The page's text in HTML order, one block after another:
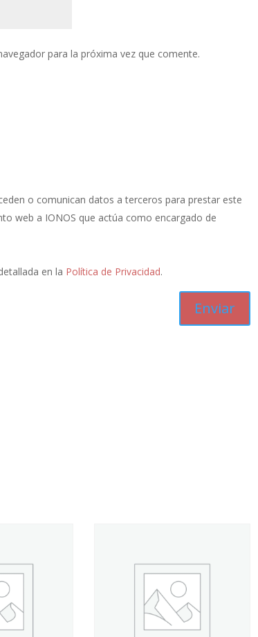
para la próxima vez que comente.
o comunican datos a terceros para prestar este
web a IONOS que actúa como encargado de
en la Política de Privacidad.